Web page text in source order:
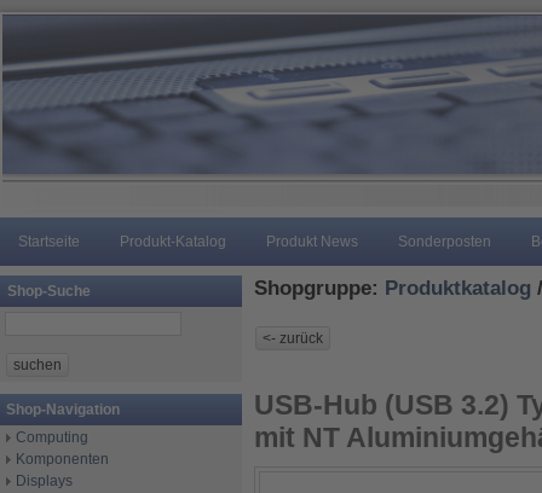
Startseite Produkt-Katalog Produkt News Sonderposten
Shop-Suche
Shop-Navigation
Computing
Komponenten
Displays
Shopgruppe: Produktkatalog
USB-Hub (USB 3.2)
mit NT